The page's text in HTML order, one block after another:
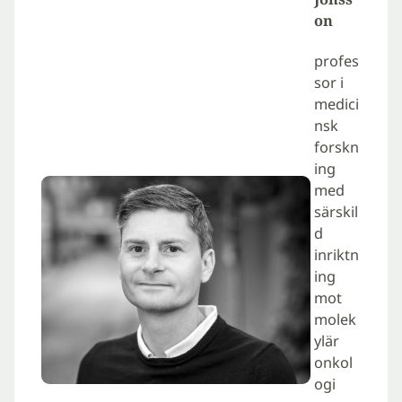
on
profes
sor i
medici
nsk
forskn
ing
med
särskil
d
inriktn
ing
mot
molek
ylär
onkol
ogi